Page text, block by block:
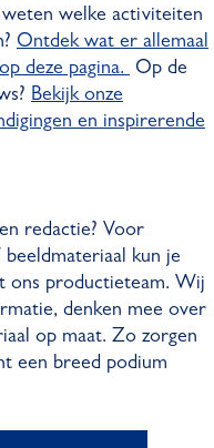
welke activiteiten
Ontdek wat er allemaal
deze pagina. Op de
Bekijk onze
en inspirerende
redactie? Voor
kun je
ons productieteam. Wij
denken mee over
op maat. Zo zorgen
een breed podium